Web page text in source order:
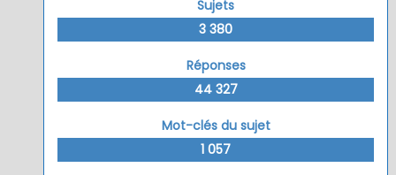
Sujets
3 380
Réponses
44 327
Mot-clés du sujet
1 057